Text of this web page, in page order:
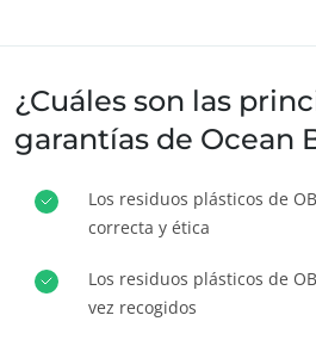
ECOCERT
Noticias
Colombia (español)
Estados Unidos (inglés)
Perú (español)
Europa
¿Cuáles son las
garantías de Ocean
Los residuos plásticos de
correcta y ética
Los residuos plásticos de
vez recogidos